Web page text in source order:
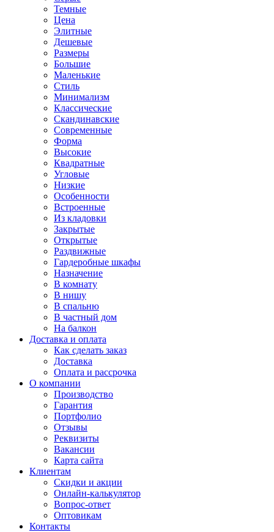
Темные
Цена
Элитные
Дешевые
Размеры
Большие
Маленькие
Стиль
Минимализм
Классические
Скандинавские
Современные
Форма
Высокие
Квадратные
Угловые
Низкие
Особенности
Встроенные
Из кладовки
Закрытые
Открытые
Раздвижные
Гардеробные шкафы
Назначение
В комнату
В нишу
В спальню
В частный дом
На балкон
Доставка и оплата
Как сделать заказ
Доставка
Оплата и рассрочка
О компании
Производство
Гарантия
Портфолио
Отзывы
Реквизиты
Вакансии
Карта сайта
Клиентам
Скидки и акции
Онлайн-калькулятор
Вопрос-ответ
Оптовикам
Контакты